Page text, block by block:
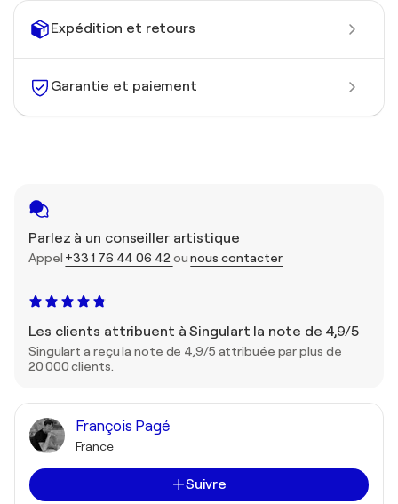
Expédition et retours
Garantie et paiement
Parlez à un conseiller artistique
Appel +33 1 76 44 06 42 ounous contacter
Les clients attribuent à Singulart la note de 4,9/5
Singulart a reçu la note de 4,9/5 attribuée par plus de
20 000 clients.
François Pagé
France
Suivre